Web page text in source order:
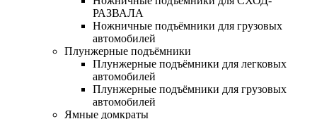
РАЗВАЛА
Ножничные подъёмники для грузовых
автомобилей
Плунжерные подъёмники
Плунжерные подъёмники для легковых
автомобилей
Плунжерные подъёмники для грузовых
автомобилей
Ямные домкраты